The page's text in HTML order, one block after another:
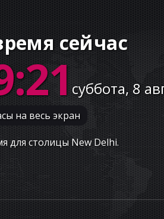
сейчас
суббота, 8
на весь экран
для столицы New Delhi.